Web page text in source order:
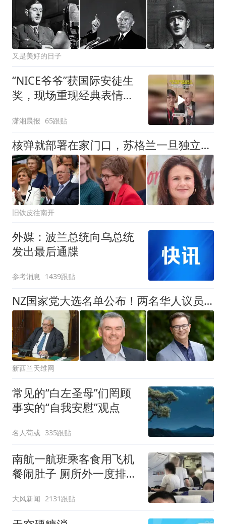
又是美好的日子
“NICE爷爷”获国际安徒生
奖，现场重现经典表情
潇湘晨报 65跟贴
核弹就部署在家门口，苏格兰一旦独立，会不会第一个挨炸
旧铁皮往南开
外媒：波兰总统向乌总统
发出最后通牒
参考消息 1439跟贴
NZ国家党大选名单公布！两名华人议员排名飙升，她晋升“内阁级别”！韩裔议员暴跌！最强“黑马”跃升数十名，成为中高层骨干！
新西兰天维网
常见的“白左圣母”们罔顾
事实的“自我安慰”观点
名人苟或 335跟贴
南航一航班乘客食用飞机
餐闹肚子 厕所外一度排长
大风新闻 2131跟贴